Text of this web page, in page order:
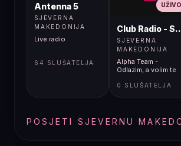
Antenna 5
SJEVERNA
MAKEDONIJA
Live radio
64 SLUŠATELJA
UŽIVO
Club Radio -
SJEVERNA
MAKEDONIJA
Alpha Team -
Odlazim, a volim te
0 SLUŠATELJA
POSJETI SJEVERNU